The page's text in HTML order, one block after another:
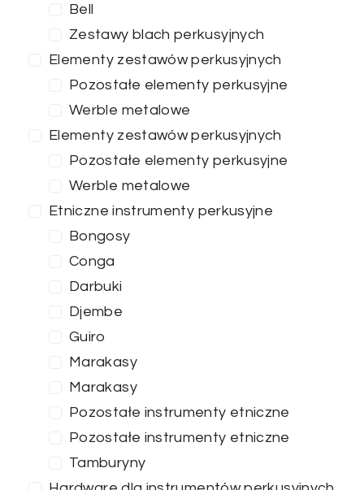
Bell
Zestawy blach perkusyjnych
Elementy zestawów perkusyjnych
Pozostałe elementy perkusyjne
Werble metalowe
Elementy zestawów perkusyjnych
Pozostałe elementy perkusyjne
Werble metalowe
Etniczne instrumenty perkusyjne
Bongosy
Conga
Darbuki
Djembe
Guiro
Marakasy
Marakasy
Pozostałe instrumenty etniczne
Pozostałe instrumenty etniczne
Tamburyny